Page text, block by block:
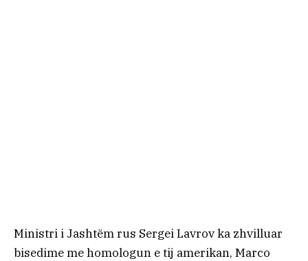
Ministri i Jashtëm rus Sergei Lavrov ka zhvilluar
bisedime me homologun e tij amerikan, Marco